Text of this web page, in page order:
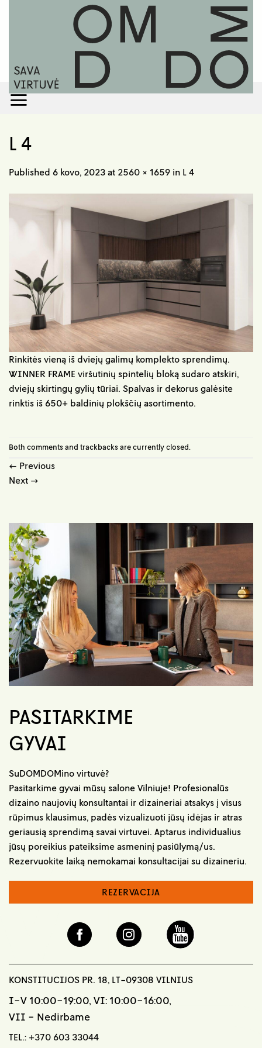
L 4
Published 6 kovo, 2023 at 2560 × 1659 in L 4
Rinkitės vieną iš dviejų galimų komplekto sprendimų.
WINNER FRAME viršutinių spintelių bloką sudaro atskiri,
dviejų skirtingų gylių tūriai. Spalvas ir dekorus galėsite
rinktis iš 650+ baldinių plokščių asortimento.
Both comments and trackbacks are currently closed.
← Previous
Next →
PASITARKIME
GYVAI
SuDOMDOMino virtuvė?
Pasitarkime gyvai mūsų salone Vilniuje! Profesionalūs
dizaino naujovių konsultantai ir dizaineriai atsakys į visus
rūpimus klausimus, padės vizualizuoti jūsų idėjas ir atras
geriausią sprendimą savai virtuvei. Aptarus individualius
jūsų poreikius pateiksime asmeninį pasiūlymą/us.
Rezervuokite laiką nemokamai konsultacijai su dizaineriu.
REZERVACIJA
KONSTITUCIJOS PR. 18, LT-09308 VILNIUS
I-V 10:00-19:00, VI: 10:00-16:00,
VII - Nedirbame
TEL.: +370 603 33044